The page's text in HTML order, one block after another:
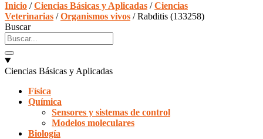
Inicio /Ciencias Básicas y Aplicadas /Ciencias
Veterinarias /Organismos vivos / Rabditis (133258)
Buscar
Ciencias Básicas y Aplicadas
Física
Química
Sensores y sistemas de control
Modelos moleculares
Biología